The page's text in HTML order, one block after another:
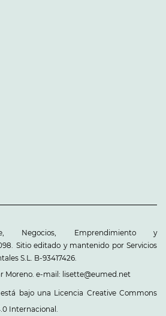
Negocios, Emprendimiento y
Sitio editado y mantenido por Servicios
S.L. B-93417426.
Moreno. e-mail: lisette@eumed.net
bajo una Licencia Creative Commons
Internacional